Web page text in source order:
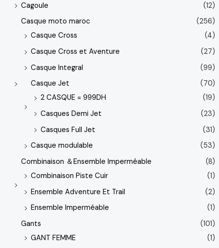
Cagoule
(12)
Casque moto maroc
(256)
Casque Cross
(4)
Casque Cross et Aventure
(27)
Casque Integral
(99)
Casque Jet
(70)
2 CASQUE = 999DH
(19)
Casques Demi Jet
(23)
Casques Full Jet
(31)
Casque modulable
(53)
Combinaison ＆Ensemble Imperméable
(8)
Combinaison Piste Cuir
(1)
Ensemble Adventure Et Trail
(2)
Ensemble Imperméable
(1)
Gants
(101)
GANT FEMME
(1)